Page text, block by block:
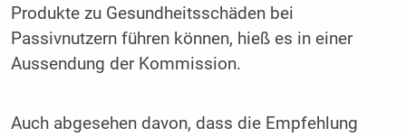
Produkte zu Gesundheitsschäden bei
Passivnutzern führen können, hieß es in einer
Aussendung der Kommission.
Auch abgesehen davon, dass die Empfehlung